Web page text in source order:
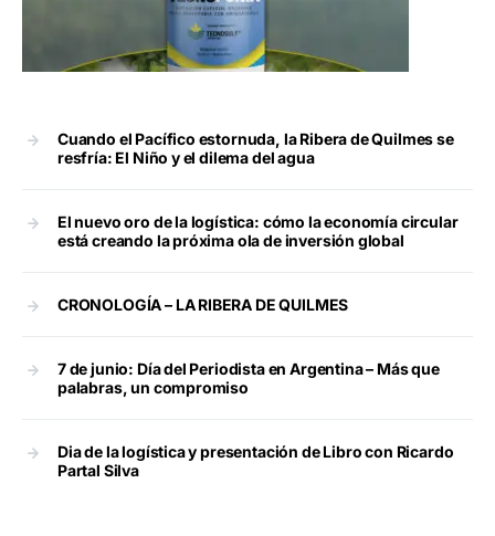
Cuando el Pacífico estornuda, la Ribera de Quilmes se
resfría: El Niño y el dilema del agua
El nuevo oro de la logística: cómo la economía circular
está creando la próxima ola de inversión global
CRONOLOGÍA – LA RIBERA DE QUILMES
7 de junio: Día del Periodista en Argentina – Más que
palabras, un compromiso
Dia de la logística y presentación de Libro con Ricardo
Partal Silva